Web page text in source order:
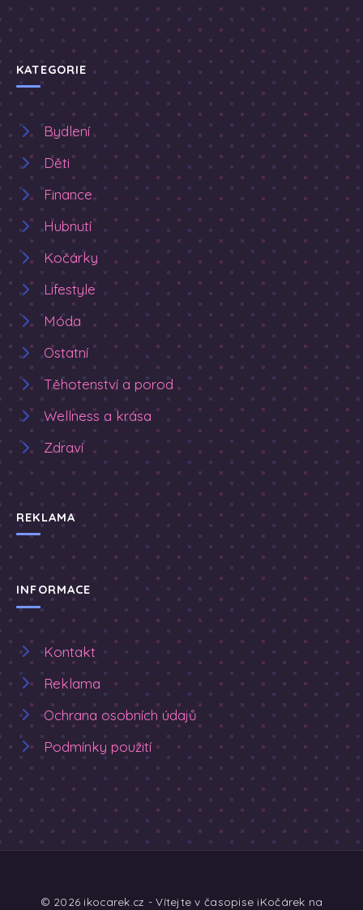
KATEGORIE
Bydlení
Děti
Finance
Hubnutí
Kočárky
Lifestyle
Móda
Ostatní
Těhotenství a porod
Wellness a krása
Zdraví
REKLAMA
INFORMACE
Kontakt
Reklama
Ochrana osobních údajů
Podmínky použití
© 2026 ikocarek.cz - Vítejte v časopise iKočárek na